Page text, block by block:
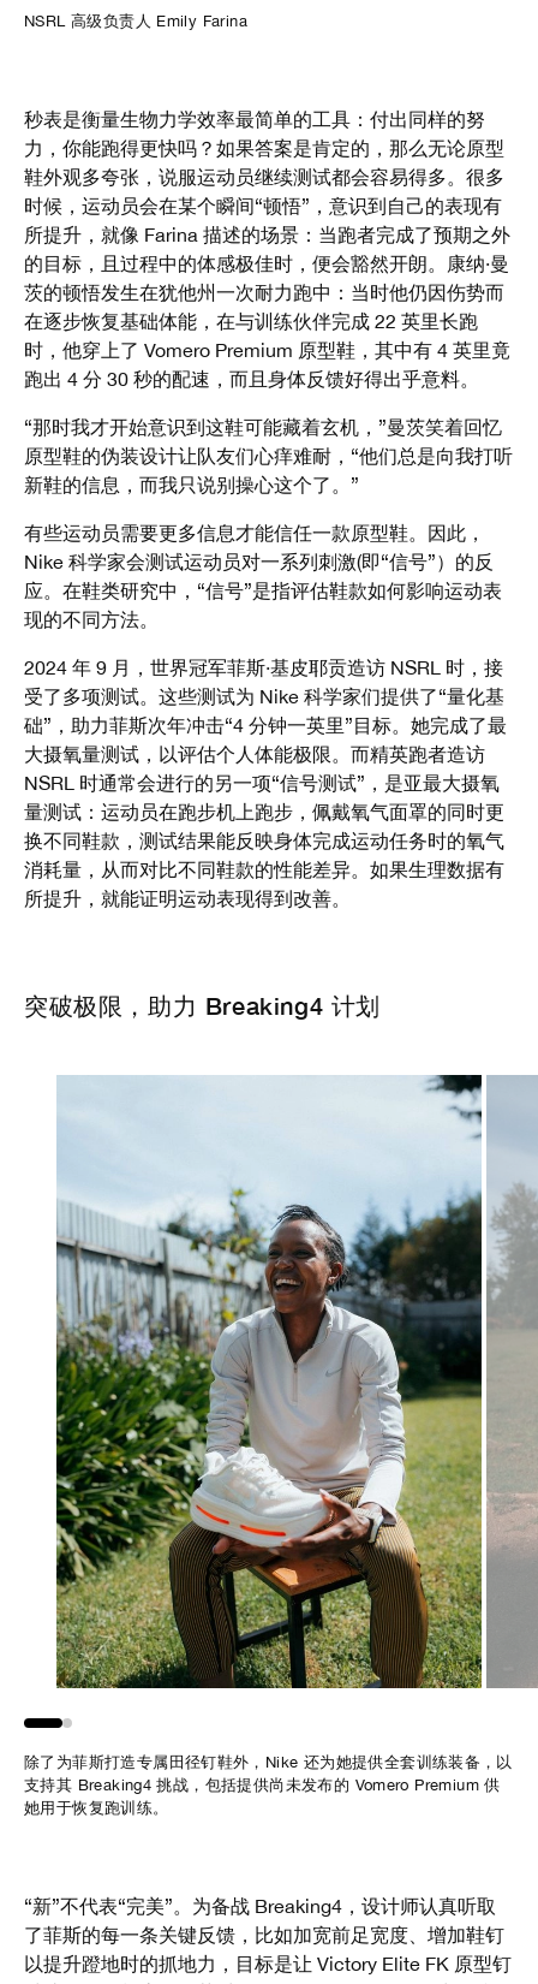
NSRL 高级负责人 Emily Farina
秒表是衡量生物力学效率最简单的工具：付出同样的努
力，你能跑得更快吗？如果答案是肯定的，那么无论原型
鞋外观多夸张，说服运动员继续测试都会容易得多。很多
时候，运动员会在某个瞬间“顿悟”，意识到自己的表现有
所提升，就像 Farina 描述的场景：当跑者完成了预期之外
的目标，且过程中的体感极佳时，便会豁然开朗。康纳·曼
茨的顿悟发生在犹他州一次耐力跑中：当时他仍因伤势而
在逐步恢复基础体能，在与训练伙伴完成 22 英里长跑
时，他穿上了 Vomero Premium 原型鞋，其中有 4 英里竟
跑出 4 分 30 秒的配速，而且身体反馈好得出乎意料。
“那时我才开始意识到这鞋可能藏着玄机，”曼茨笑着回忆
原型鞋的伪装设计让队友们心痒难耐，“他们总是向我打听
新鞋的信息，而我只说别操心这个了。”
有些运动员需要更多信息才能信任一款原型鞋。因此，
Nike 科学家会测试运动员对一系列刺激(即“信号”）的反
应。在鞋类研究中，“信号”是指评估鞋款如何影响运动表
现的不同方法。
2024 年 9 月，世界冠军菲斯·基皮耶贡造访 NSRL 时，接
受了多项测试。这些测试为 Nike 科学家们提供了“量化基
础”，助力菲斯次年冲击“4 分钟一英里”目标。她完成了最
大摄氧量测试，以评估个人体能极限。而精英跑者造访
NSRL 时通常会进行的另一项“信号测试”，是亚最大摄氧
量测试：运动员在跑步机上跑步，佩戴氧气面罩的同时更
换不同鞋款，测试结果能反映身体完成运动任务时的氧气
消耗量，从而对比不同鞋款的性能差异。如果生理数据有
所提升，就能证明运动表现得到改善。
突破极限，助力 Breaking4 计划
除了为菲斯打造专属田径钉鞋外，Nike 还为她提供全套训练装备，以
支持其 Breaking4 挑战，包括提供尚未发布的 Vomero Premium 供
她用于恢复跑训练。
“Vomero Premium 是我的重要训练装备之一，”菲斯说，“它柔软、
缓震又舒适，帮助我在更小的冲击下完成高强度训练，让我更快恢
复，始终专注于自己的目标。”
“新”不代表“完美”。为备战 Breaking4，设计师认真听取
了菲斯的每一条关键反馈，比如加宽前足宽度、增加鞋钉
以提升蹬地时的抓地力，目标是让 Victory Elite FK 原型钉